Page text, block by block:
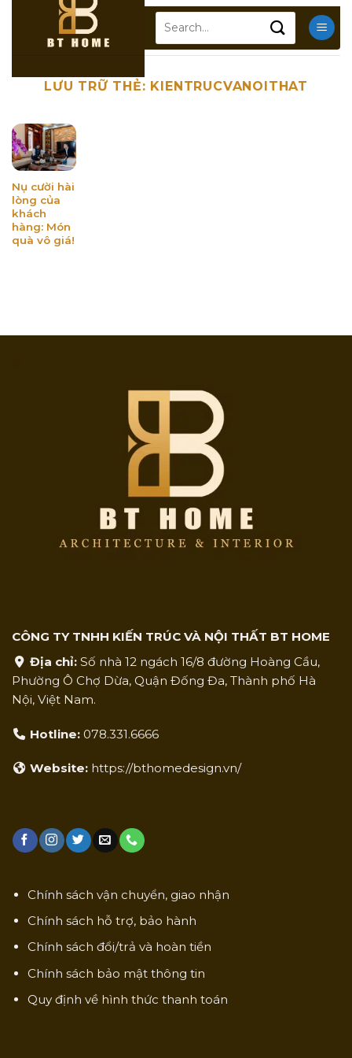
LƯU TRỮ THẺ: KIENTRUCVANOITHAT
Nụ cười hài
lòng của
khách
hàng: Món
quà vô giá!
CÔNG TY TNHH KIẾN TRÚC VÀ NỘI THẤT BT HOME
Địa chỉ: Số nhà 12 ngách 16/8 đường Hoàng Cầu,
Phường Ô Chợ Dừa, Quận Đống Đa, Thành phố Hà
Nội, Việt Nam.
Hotline: 078.331.6666
Website: https://bthomedesign.vn/
Chính sách vận chuyển, giao nhận
Chính sách hỗ trợ, bảo hành
Chính sách đổi/trả và hoàn tiền
Chính sách bảo mật thông tin
Quy định về hình thức thanh toán